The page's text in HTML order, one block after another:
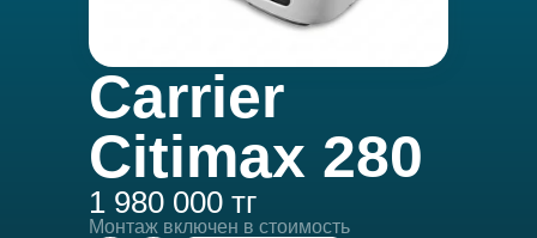
Carrier
Citimax 280
1 980 000 тг
Монтаж включен в стоимость